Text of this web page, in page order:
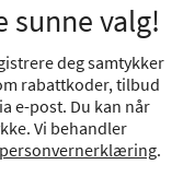
sunne valg!
deg samtykker
rabattkoder, tilbud
e-post. Du kan når
Vi behandler
personvernerklæring.